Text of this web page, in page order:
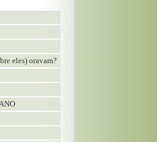
eles) oravam?